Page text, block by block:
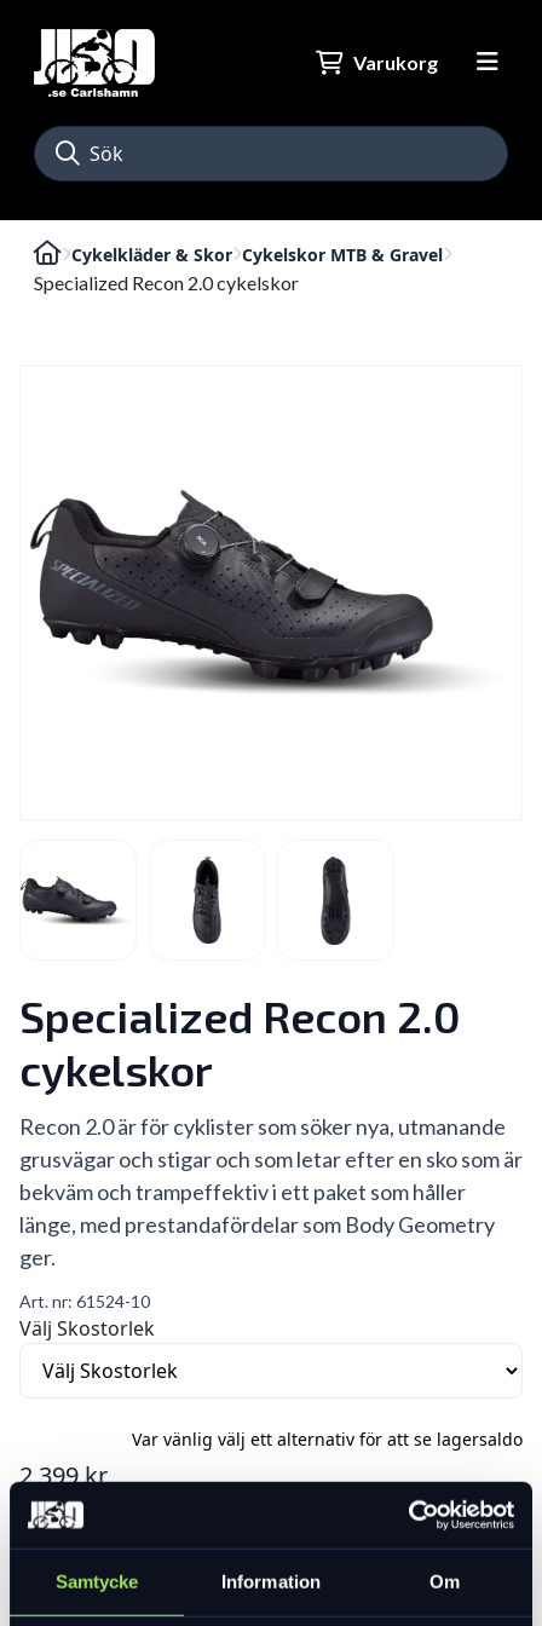
Samtycke Information Om
Varukorg
Cykelkläder & Skor Cykelskor MTB & Gravel
Specialized Recon 2.0 cykelskor
Specialized Recon 2.0
cykelskor
Recon 2.0 är för cyklister som söker nya, utmanande
grusvägar och stigar och som letar efter en sko som är
bekväm och trampeffektiv i ett paket som håller
länge, med prestandafördelar som Body Geometry
ger.
Art. nr: 61524-10
Välj Skostorlek
Var vänlig välj ett alternativ för att se lagersaldo
2 399 kr